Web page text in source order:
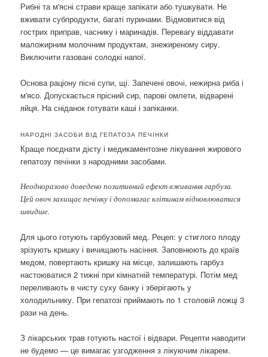
Рибні та м'ясні страви краще запікати або тушкувати. Не
вживати субпродукти, багаті пуринами. Відмовитися від
гострих приправ, часнику і маринадів. Перевагу віддавати
маложирним молочним продуктам, знежиреному сиру.
Виключити газовані солодкі напої.
Основа раціону пісні супи, щі. Запечені овочі, нежирна риба і
м'ясо. Допускається прісний сир, парові омлети, відварені
яйця. На сніданок готувати каші і запіканки.
НАРОДНІ ЗАСОБИ ВІД ГЕПАТОЗА ПЕЧІНКИ
Краще поєднати дієту і медикаментозне лікування жирового
гепатозу печінки з народними засобами.
Неодноразово доведено позитивний ефект вживання гарбуза.
Цей овоч захищає печінку і допомагає клітинам відновлюватися
швидше.
Для цього готують гарбузовий мед. Рецеп: у стиглого плоду
зрізують кришку і вичищають насіння. Заповнюють до країв
медом, повертають кришку на місце, залишають гарбуз
настоюватися 2 тижні при кімнатній температурі. Потім мед
переливають в чисту суху банку і зберігають у
холодильнику. При гепатозі приймають по 1 столовій ложці 3
рази на день.
З лікарських трав готують настої і відвари. Рецепти наводити
не будемо — це вимагає узгодження з лікуючим лікарем.